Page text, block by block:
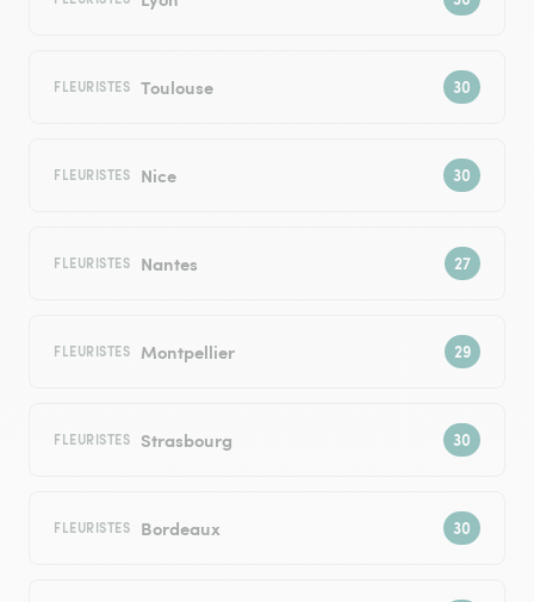
FLEURISTES Toulouse
FLEURISTES Nice
FLEURISTES Nantes
FLEURISTES Montpellier
FLEURISTES Strasbourg
FLEURISTES Bordeaux